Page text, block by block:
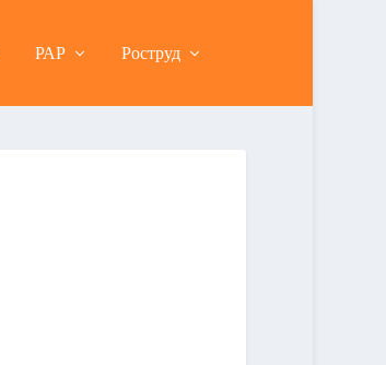
РАР Роструд